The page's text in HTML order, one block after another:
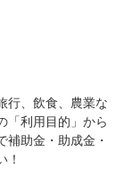
行、飲食、農業な
「利用目的」から
補助金・助成金・
！